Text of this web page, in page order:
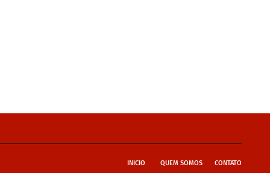
INICIO QUEM SOMOS CONTATO